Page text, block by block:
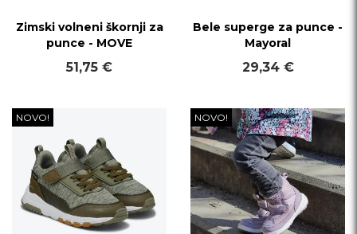
Zimski volneni škornji za
punce - MOVE
51,75 €
Bele superge za punce -
Mayoral
29,34 €
NOVO! NOVO!